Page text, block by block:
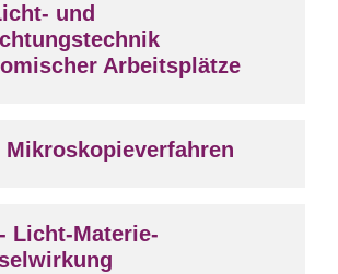
und
Arbeitsplätze
Mikroskopieverfahren
Licht-Materie-